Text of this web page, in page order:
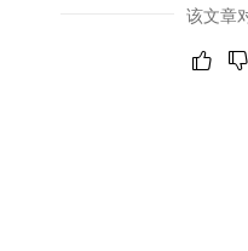
该文章